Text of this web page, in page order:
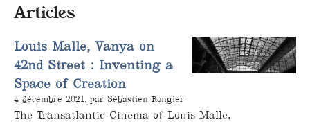
Articles
Louis Malle, Vanya on
42nd Street : Inventing a
Space of Creation
4 décembre 2021, par Sébastien Rongier
The Transatlantic Cinema of Louis Malle,